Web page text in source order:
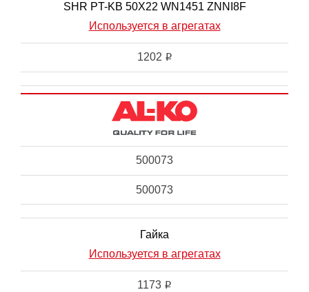
SHR PT-KB 50X22 WN1451 ZNNI8F
Используется в агрегатах
1202 i
500073
500073
Гайка
Используется в агрегатах
1173 i